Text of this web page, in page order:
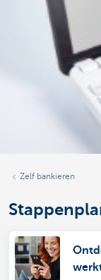
Zelf bankieren